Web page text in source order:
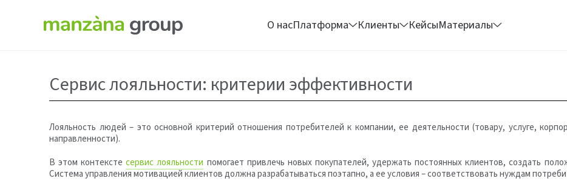
О насПлатформа Клиенты КейсыМатериалы
Сервис лояльности: критерии эффективности
Лояльность людей – это основной критерий отношения потребителей к компании, ее деятельности (товару, услуге,
направленности).
В этом контекстесервис лояльности помогает привлечь новых покупателей, удержать постоянных клиентов, создать
Система управления мотивацией клиентов должна разрабатываться поэтапно, а ее условия – соответствовать нуждам